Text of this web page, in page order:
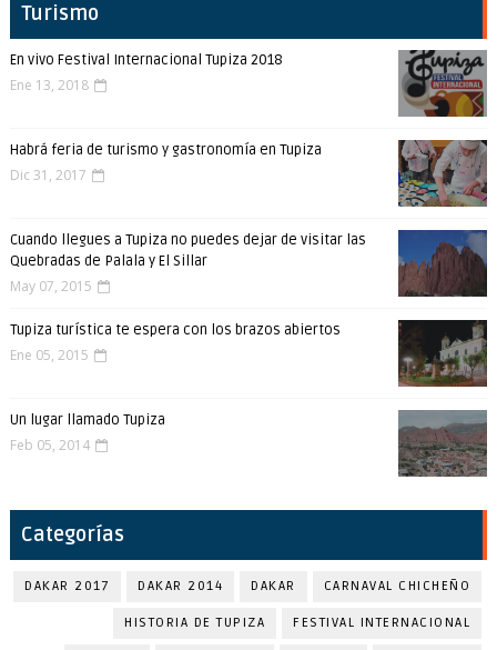
Turismo
En vivo Festival Internacional Tupiza 2018
Ene 13, 2018
Habrá feria de turismo y gastronomía en Tupiza
Dic 31, 2017
Cuando llegues a Tupiza no puedes dejar de visitar las
Quebradas de Palala y El Sillar
May 07, 2015
Tupiza turística te espera con los brazos abiertos
Ene 05, 2015
Un lugar llamado Tupiza
Feb 05, 2014
Categorías
CARNAVAL CHICHEÑO
DAKAR
DAKAR 2014
DAKAR 2017
FESTIVAL INTERNACIONAL
HISTORIA DE TUPIZA